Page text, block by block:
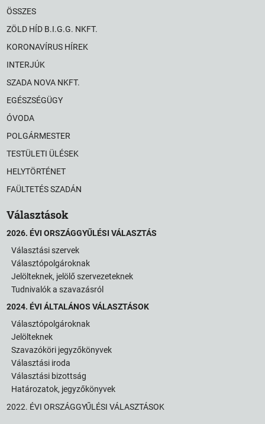
ÖSSZES
ZÖLD HÍD B.I.G.G. NKFT.
KORONAVÍRUS HÍREK
INTERJÚK
SZADA NOVA NKFT.
EGÉSZSÉGÜGY
ÓVODA
POLGÁRMESTER
TESTÜLETI ÜLÉSEK
HELYTÖRTÉNET
FAÜLTETÉS SZADÁN
Választások
2026. ÉVI ORSZÁGGYŰLÉSI VÁLASZTÁS
Választási szervek
Választópolgároknak
Jelölteknek, jelölő szervezeteknek
Tudnivalók a szavazásról
2024. ÉVI ÁLTALÁNOS VÁLASZTÁSOK
Választópolgároknak
Jelölteknek
Szavazóköri jegyzőkönyvek
Választási iroda
Választási bizottság
Határozatok, jegyzőkönyvek
2022. ÉVI ORSZÁGGYŰLÉSI VÁLASZTÁSOK